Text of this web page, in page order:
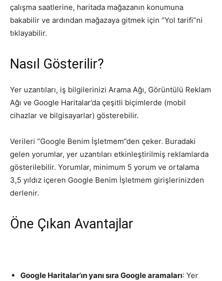
çalışma saatlerine, haritada mağazanın konumuna
bakabilir ve ardından mağazaya gitmek için “Yol tarifi”ni
tıklayabilir.
Nasıl Gösterilir?
Yer uzantıları, iş bilgilerinizi Arama Ağı, Görüntülü Reklam
Ağı ve Google Haritalar’da çeşitli biçimlerde (mobil
cihazlar ve bilgisayarlar) gösterebilir.
Verileri “Google Benim İşletmem”den çeker. Buradaki
gelen yorumlar, yer uzantıları etkinleştirilmiş reklamlarda
gösterilebilir. Yorumlar, minimum 5 yorum ve ortalama
3,5 yıldız içeren Google Benim İşletmem girişlerinizden
derlenir.
Öne Çıkan Avantajlar
Google Haritalar’ın yanı sıra Google aramaları: Yer